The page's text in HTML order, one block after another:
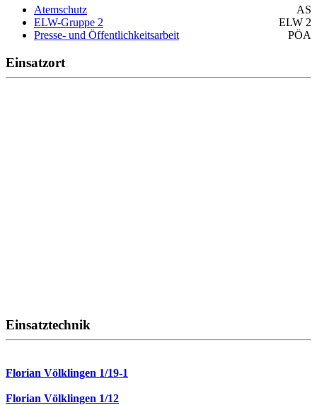
Atemschutz
AS
ELW-Gruppe 2
ELW 2
Presse- und Öffentlichkeitsarbeit
PÖA
Einsatzort
Einsatztechnik
Florian Völklingen 1/19-1
Florian Völklingen 1/12